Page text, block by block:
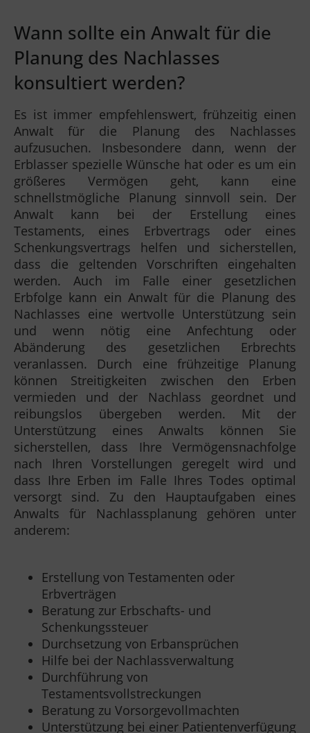
Wann sollte ein Anwalt für die
Planung des Nachlasses
konsultiert werden?
Es ist immer empfehlenswert, frühzeitig einen
Anwalt für die Planung des Nachlasses
aufzusuchen. Insbesondere dann, wenn der
Erblasser spezielle Wünsche hat oder es um ein
größeres Vermögen geht, kann eine
schnellstmögliche Planung sinnvoll sein. Der
Anwalt kann bei der Erstellung eines
Testaments, eines Erbvertrags oder eines
Schenkungsvertrags helfen und sicherstellen,
dass die geltenden Vorschriften eingehalten
werden. Auch im Falle einer gesetzlichen
Erbfolge kann ein Anwalt für die Planung des
Nachlasses eine wertvolle Unterstützung sein
und wenn nötig eine Anfechtung oder
Abänderung des gesetzlichen Erbrechts
veranlassen. Durch eine frühzeitige Planung
können Streitigkeiten zwischen den Erben
vermieden und der Nachlass geordnet und
reibungslos übergeben werden. Mit der
Unterstützung eines Anwalts können Sie
sicherstellen, dass Ihre Vermögensnachfolge
nach Ihren Vorstellungen geregelt wird und
dass Ihre Erben im Falle Ihres Todes optimal
versorgt sind. Zu den Hauptaufgaben eines
Anwalts für Nachlassplanung gehören unter
anderem:
Erstellung von Testamenten oder
Erbverträgen
Beratung zur Erbschafts- und
Schenkungssteuer
Durchsetzung von Erbansprüchen
Hilfe bei der Nachlassverwaltung
Durchführung von
Testamentsvollstreckungen
Beratung zu Vorsorgevollmachten
Unterstützung bei einer Patientenverfügung